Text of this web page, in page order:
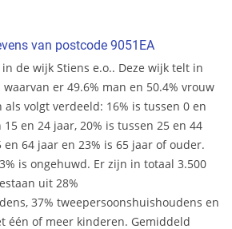
van postcode 9051EA
in de wijk Stiens e.o.. Deze wijk telt in
er 49.6% man en 50.4% vrouw
volgt verdeeld: 16% is tussen 0 en
15 en 24 jaar, 20% is tussen 25 en 44
en 64 jaar en 23% is 65 jaar of ouder.
is ongehuwd. Er zijn in totaal 3.500
uit 28%
37% tweepersoonshuishoudens en
één of meer kinderen. Gemiddeld